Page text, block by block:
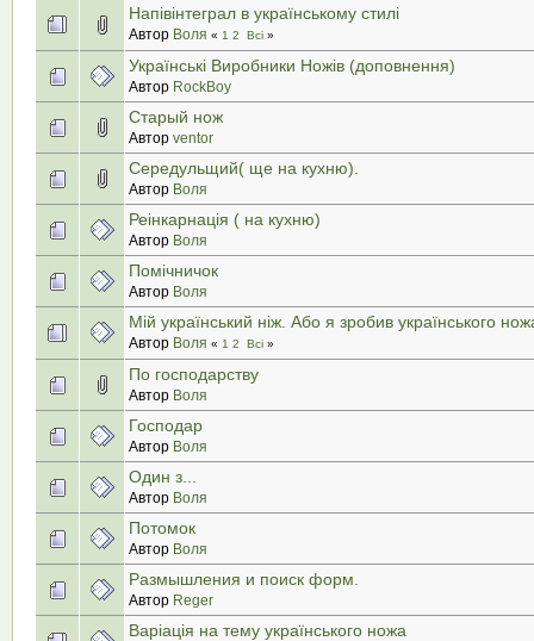
Напівінтеграл в українському стилі
Автор Воля « 1 2 Всі »
Українські Виробники Ножів (доповнення)
Автор RockBoy
Старый нож
Автор ventor
Середульщий( ще на кухню).
Автор Воля
Реінкарнація ( на кухню)
Автор Воля
Помічничок
Автор Воля
Мій український ніж. Або я зробив українського
Автор Воля « 1 2 Всі »
По господарству
Автор Воля
Господар
Автор Воля
Один з...
Автор Воля
Потомок
Автор Воля
Размышления и поиск форм.
Автор Reger
Варіація на тему українського ножа